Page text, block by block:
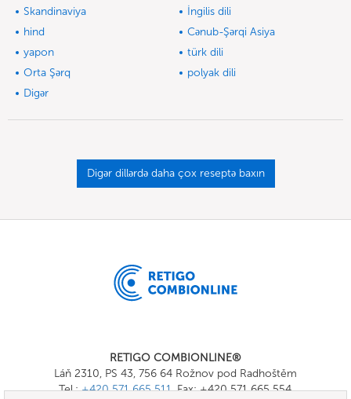
Skandinaviya
İngilis dili
hind
Cənub-Şərqi Asiya
yapon
türk dili
Orta Şərq
polyak dili
Digər
Digər dillərdə daha çox reseptə baxın
RETIGO COMBIONLINE®
Láň 2310, PS 43, 756 64 Rožnov pod Radhoštěm
Tel.:+420 571 665 511, Fax: +420 571 665 554